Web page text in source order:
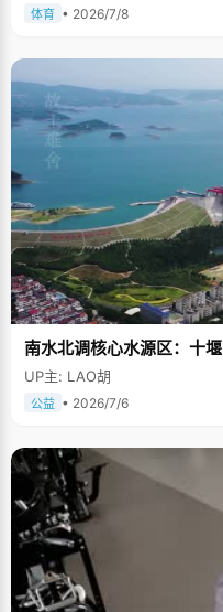
体育 • 2026/7/8
南水北调核心水源区：十堰
UP主: LAO胡
公益 • 2026/7/6